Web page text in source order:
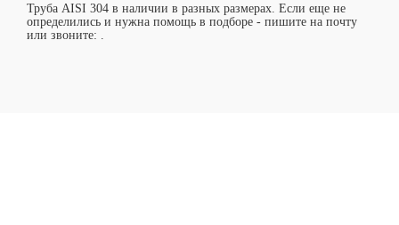
Труба AISI 304 в наличии в разных размерах. Если еще не
определились и нужна помощь в подборе - пишите на почту
или звоните: